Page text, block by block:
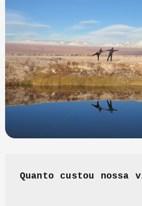
Quanto custou nossa